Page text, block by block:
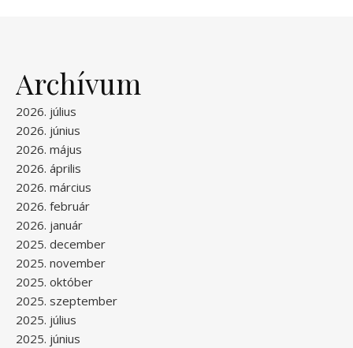
Archívum
2026. július
2026. június
2026. május
2026. április
2026. március
2026. február
2026. január
2025. december
2025. november
2025. október
2025. szeptember
2025. július
2025. június